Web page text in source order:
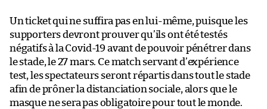
Un ticket qui ne suffira pas en lui-même, puisque les
supporters devront prouver qu’ils ont été testés
négatifs à la Covid-19 avant de pouvoir pénétrer dans
le stade, le 27 mars. Ce match servant d’expérience
test, les spectateurs seront répartis dans tout le stade
afin de prôner la distanciation sociale, alors que le
masque ne sera pas obligatoire pour tout le monde.